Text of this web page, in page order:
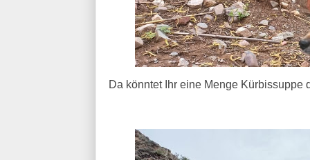
Da könntet Ihr eine Menge Kürbissuppe